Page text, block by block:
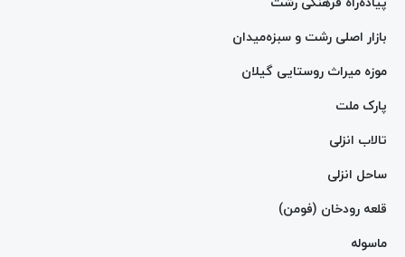
بازار اصلی رشت و سبزه‌میدان
موزه میراث روستایی گیلان
پارک ملت
تالاب انزلی
ساحل انزلی
قلعه رودخان (فومن)
ماسوله